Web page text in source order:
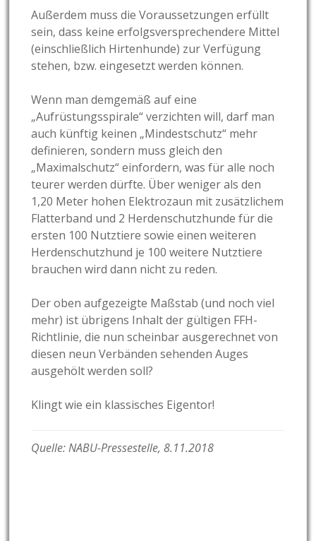
Außerdem muss die Voraussetzungen erfüllt
sein, dass keine erfolgsversprechendere Mittel
(einschließlich Hirtenhunde) zur Verfügung
stehen, bzw. eingesetzt werden können.
Wenn man demgemäß auf eine
„Aufrüstungsspirale“ verzichten will, darf man
auch künftig keinen „Mindestschutz“ mehr
definieren, sondern muss gleich den
„Maximalschutz“ einfordern, was für alle noch
teurer werden dürfte. Über weniger als den
1,20 Meter hohen Elektrozaun mit zusätzlichem
Flatterband und 2 Herdenschutzhunde für die
ersten 100 Nutztiere sowie einen weiteren
Herdenschutzhund je 100 weitere Nutztiere
brauchen wird dann nicht zu reden.
Der oben aufgezeigte Maßstab (und noch viel
mehr) ist übrigens Inhalt der gültigen FFH-
Richtlinie, die nun scheinbar ausgerechnet von
diesen neun Verbänden sehenden Auges
ausgehölt werden soll?
Klingt wie ein klassisches Eigentor!
Quelle:NABU-Pressestelle, 8.11.2018